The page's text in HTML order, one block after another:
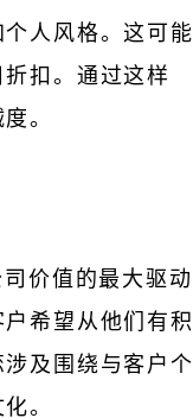
人风格。这可能
扣。通过这样
。
价值的最大驱动
希望从他们有积
及围绕与客户个
。